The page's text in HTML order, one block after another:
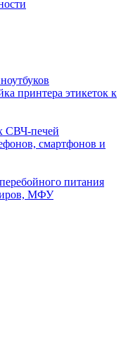
принтера этикеток к
СВЧ-печей
смартфонов и
питания
МФУ